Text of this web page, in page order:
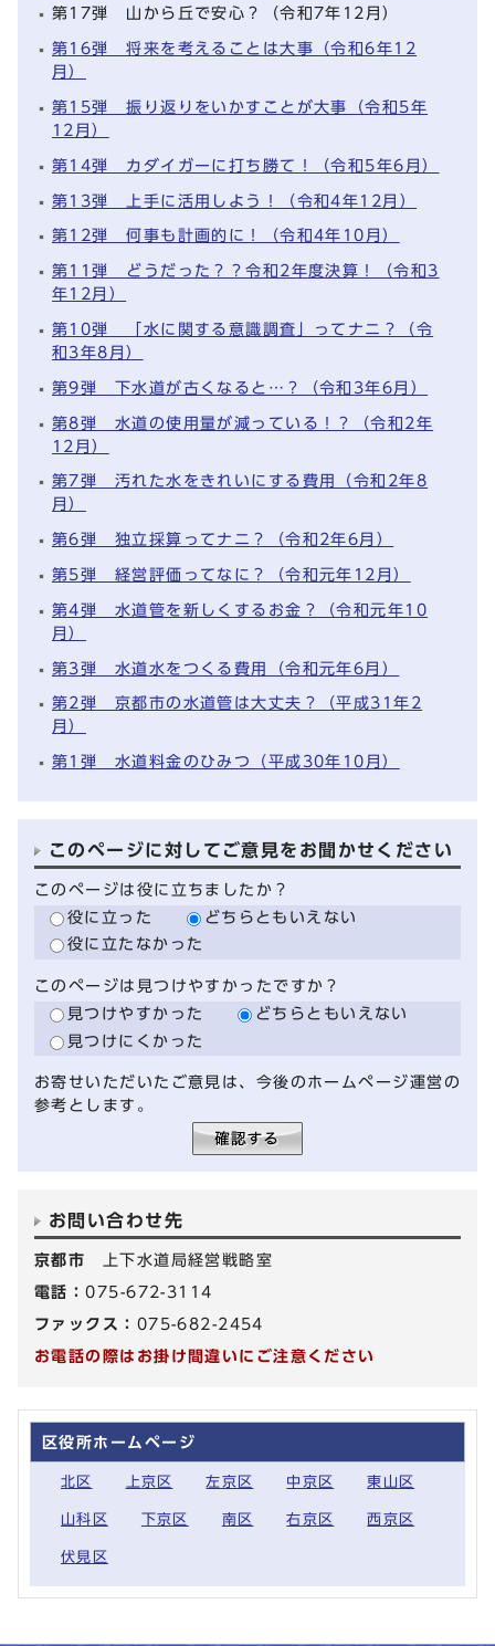
第17弾 山から丘で安心？（令和7年12月）
第16弾 将来を考えることは大事（令和6年12
月）
第15弾 振り返りをいかすことが大事（令和5年
12月）
第14弾 カダイガーに打ち勝て！（令和5年6月）
第13弾 上手に活用しよう！（令和4年12月）
第12弾 何事も計画的に！（令和4年10月）
第11弾 どうだった？？令和2年度決算！（令和3
年12月）
第10弾 「水に関する意識調査」ってナニ？（令
和3年8月）
第9弾 下水道が古くなると…？（令和3年6月）
第8弾 水道の使用量が減っている！？（令和2年
12月）
第7弾 汚れた水をきれいにする費用（令和2年8
月）
第6弾 独立採算ってナニ？（令和2年6月）
第5弾 経営評価ってなに？（令和元年12月）
第4弾 水道管を新しくするお金？（令和元年10
月）
第3弾 水道水をつくる費用（令和元年6月）
第2弾 京都市の水道管は大丈夫？（平成31年2
月）
第1弾 水道料金のひみつ（平成30年10月）
このページに対してご意見をお聞かせください
このページは役に立ちましたか？
役に立った
どちらともいえない
役に立たなかった
このページは見つけやすかったですか？
見つけやすかった
どちらともいえない
見つけにくかった
お寄せいただいたご意見は、今後のホームページ運営の
参考とします。
お問い合わせ先
京都市
上下水道局経営戦略室
電話：075-672-3114
ファックス： 075-682-2454
お電話の際はお掛け間違いにご注意ください
区役所ホームページ
北区 上京区 左京区 中京区 東山区
山科区 下京区 南区 右京区 西京区
伏見区